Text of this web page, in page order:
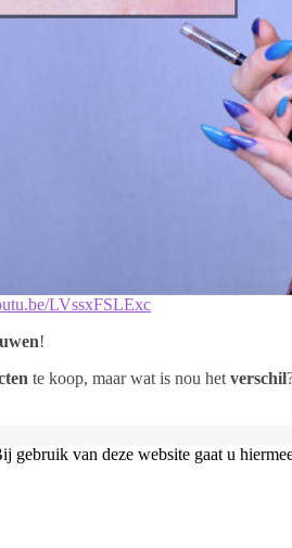
LVssxFSLExc
!
te koop, maar wat is nou hetverschil
gebruik van deze website gaat u